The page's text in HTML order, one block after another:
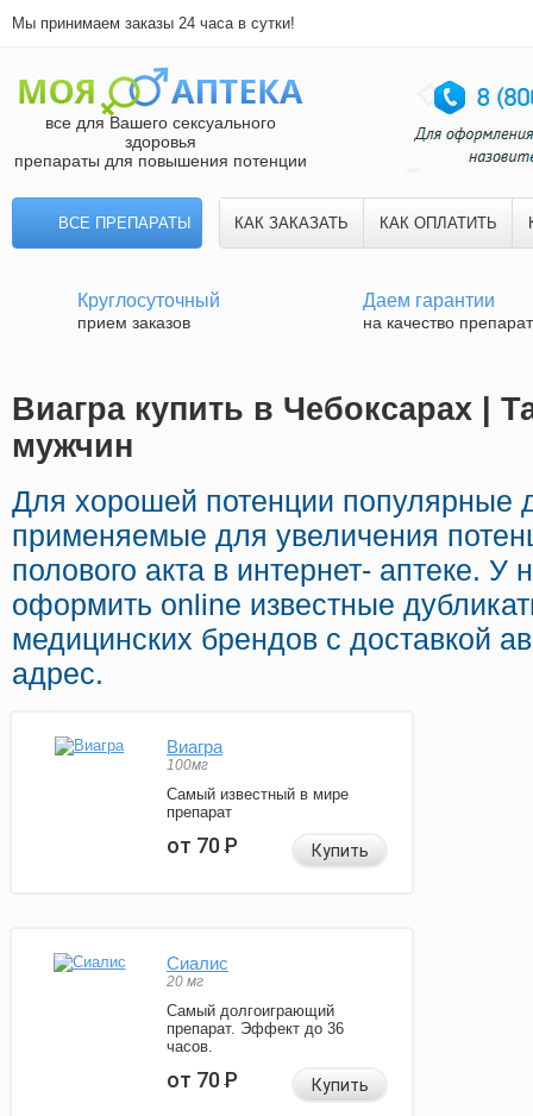
Мы принимаем заказы 24 часа в сутки!
все для Вашего сексуального
здоровья
препараты для повышения потенции
ВСЕ ПРЕПАРАТЫ КАК ЗАКАЗАТЬ КАК ОПЛАТИТЬ
Круглосуточный
прием заказов
Даем гарантии
на качество
Виагра купить в Чебоксарах |
мужчин
Для хорошей потенции популярные
применяемые для увеличения
полового акта в интернет- аптеке.
оформить online известные
медицинских брендов с доставкой
адрес.
Виагра
100мг
Самый известный в мире
препарат
от 70Р Купить
Сиалис
20 мг
Самый долгоиграющий
препарат. Эффект до 36
часов.
от 70Р Купить